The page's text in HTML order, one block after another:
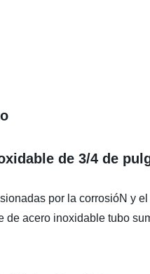
de 3/4 de
por la corrosióN y
de acero inoxidable tubo